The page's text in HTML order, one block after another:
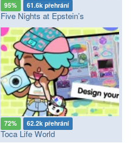
95% 61.6k přehrání
Five Nights at Epstein’s
72% 62.2k přehrání
Toca Life World